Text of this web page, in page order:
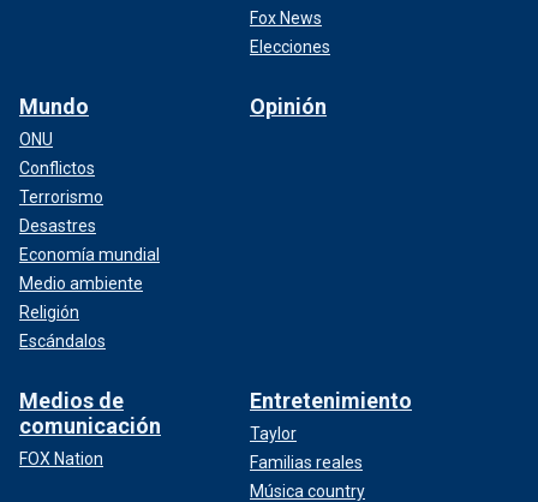
Fox News
Elecciones
Mundo
ONU
Conflictos
Terrorismo
Desastres
Economía mundial
Medio ambiente
Religión
Escándalos
Opinión
Medios de
comunicación
FOX Nation
Entretenimiento
Taylor
Familias reales
Música country